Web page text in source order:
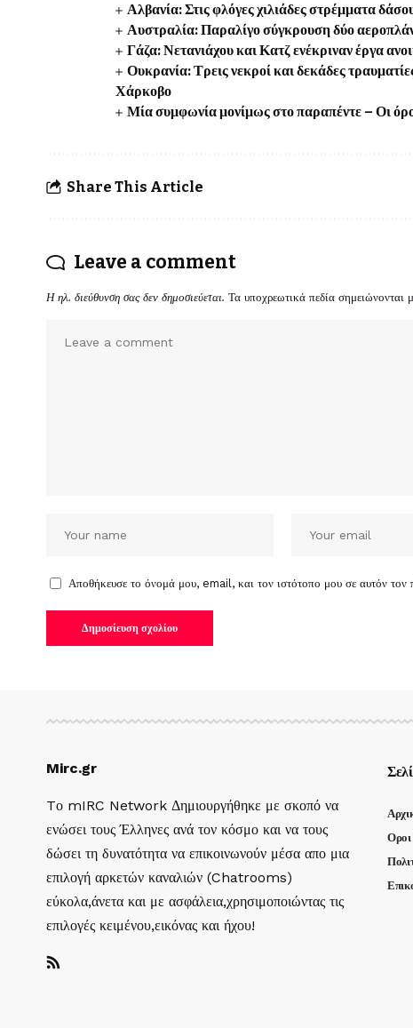
Αλβανία: Στις φλόγες χιλιάδες στρέμματα
Αυστραλία: Παραλίγο σύγκρουση δύο
Γάζα: Νετανιάχου και Κατζ ενέκριναν έργα
Ουκρανία: Τρεις νεκροί και δεκάδες
Χάρκοβο
Μία συμφωνία μονίμως στο παραπέντε – Οι
Share This Article
Leave a comment
Η ηλ. διεύθυνση σας δεν δημοσιεύεται. Τα υποχρεωτικά πεδία σημειώνονται
Αποθήκευσε το όνομά μου, email, και τον ιστότοπο μου σε αυτόν
Mirc.gr
Tο mIRC Network Δημιουργήθηκε με σκοπό να
ενώσει τους Έλληνες ανά τον κόσμο και να τους
δώσει τη δυνατότητα να επικοινωνούν μέσα απο μια
επιλογή αρκετών καναλιών (Chatrooms)
εύκολα,άνετα και με ασφάλεια,χρησιμοποιώντας τις
επιλογές κειμένου,εικόνας και ήχου!